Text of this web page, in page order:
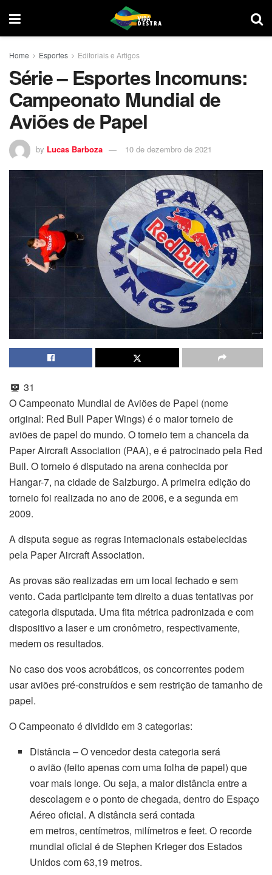
Home Esportes Editoriais e Artigos
Série – Esportes Incomuns:
Campeonato Mundial de
Aviões de Papel
by Lucas Barboza 10 de dezembro de 2021
31
O Campeonato Mundial de Aviões de Papel (nome
original: Red Bull Paper Wings) é o maior torneio de
aviões de papel do mundo. O torneio tem a chancela da
Paper Aircraft Association (PAA), e é patrocinado pela Red
Bull. O torneio é disputado na arena conhecida por
Hangar-7, na cidade de Salzburgo. A primeira edição do
torneio foi realizada no ano de 2006, e a segunda em
2009.
A disputa segue as regras internacionais estabelecidas
pela Paper Aircraft Association.
As provas são realizadas em um local fechado e sem
vento. Cada participante tem direito a duas tentativas por
categoria disputada. Uma fita métrica padronizada e com
dispositivo a laser e um cronômetro, respectivamente,
medem os resultados.
No caso dos voos acrobáticos, os concorrentes podem
usar aviões pré-construídos e sem restrição de tamanho de
papel.
O Campeonato é dividido em 3 categorias:
Distância – O vencedor desta categoria será
o avião (feito apenas com uma folha de papel) que
voar mais longe. Ou seja, a maior distância entre a
descolagem e o ponto de chegada, dentro do Espaço
Aéreo oficial. A distância será contada
em metros, centímetros, milímetros e feet. O recorde
mundial oficial é de Stephen Krieger dos Estados
Unidos com 63,19 metros.